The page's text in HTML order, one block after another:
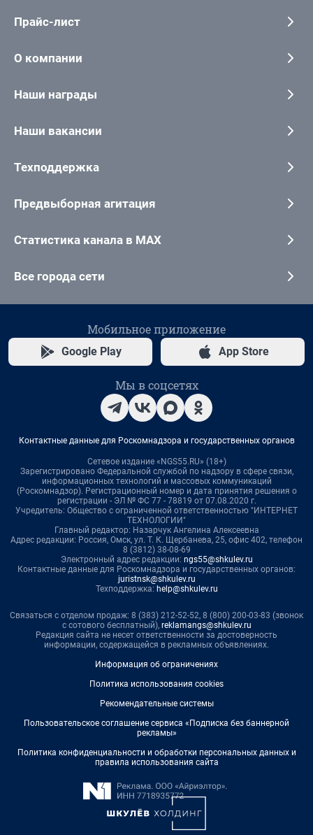
Прайс-лист
О компании
Наши награды
Наши вакансии
Техподдержка
Предвыборная агитация
Статистика канала в MAX
Все города сети
Мобильное приложение
Google Play App Store
Мы в соцсетях
Контактные данные для Роскомнадзора и государственных органов
Сетевое издание «NGS55.RU» (18+)
Зарегистрировано Федеральной службой по надзору в сфере связи,
информационных технологий и массовых коммуникаций
(Роскомнадзор). Регистрационный номер и дата принятия решения о
регистрации - ЭЛ № ФС 77 - 78819 от 07.08.2020 г.
Учредитель: Общество с ограниченной ответственностью "ИНТЕРНЕТ
ТЕХНОЛОГИИ"
Главный редактор: Назарчук Ангелина Алексеевна
Адрес редакции: Россия, Омск, ул. Т. К. Щербанева, 25, офис 402, телефон
8 (3812) 38-08-69
Электронный адрес редакции: ngs55@shkulev.ru
Контактные данные для Роскомнадзора и государственных органов:
juristnsk@shkulev.ru
Техподдержка: help@shkulev.ru
Связаться с отделом продаж: 8 (383) 212-52-52, 8 (800) 200-03-83 (звонок
с сотового бесплатный), reklamangs@shkulev.ru
Редакция сайта не несет ответственности за достоверность
информации, содержащейся в рекламных объявлениях.
Информация об ограничениях
Политика использования cookies
Рекомендательные системы
Пользовательское соглашение сервиса «Подписка без баннерной
рекламы»
Политика конфиденциальности и обработки персональных данных и
правила использования сайта